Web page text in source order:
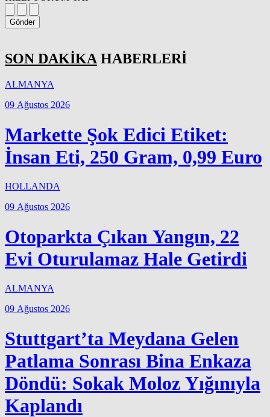
Gönder
SON DAKİKAHABERLERİ
ALMANYA
09 Ağustos 2026
Markette Şok Edici Etiket:
İnsan Eti, 250 Gram, 0,99 Euro
HOLLANDA
09 Ağustos 2026
Otoparkta Çıkan Yangın, 22
Evi Oturulamaz Hale Getirdi
ALMANYA
09 Ağustos 2026
Stuttgart’ta Meydana Gelen
Patlama Sonrası Bina Enkaza
Döndü: Sokak Moloz Yığınıyla
Kaplandı